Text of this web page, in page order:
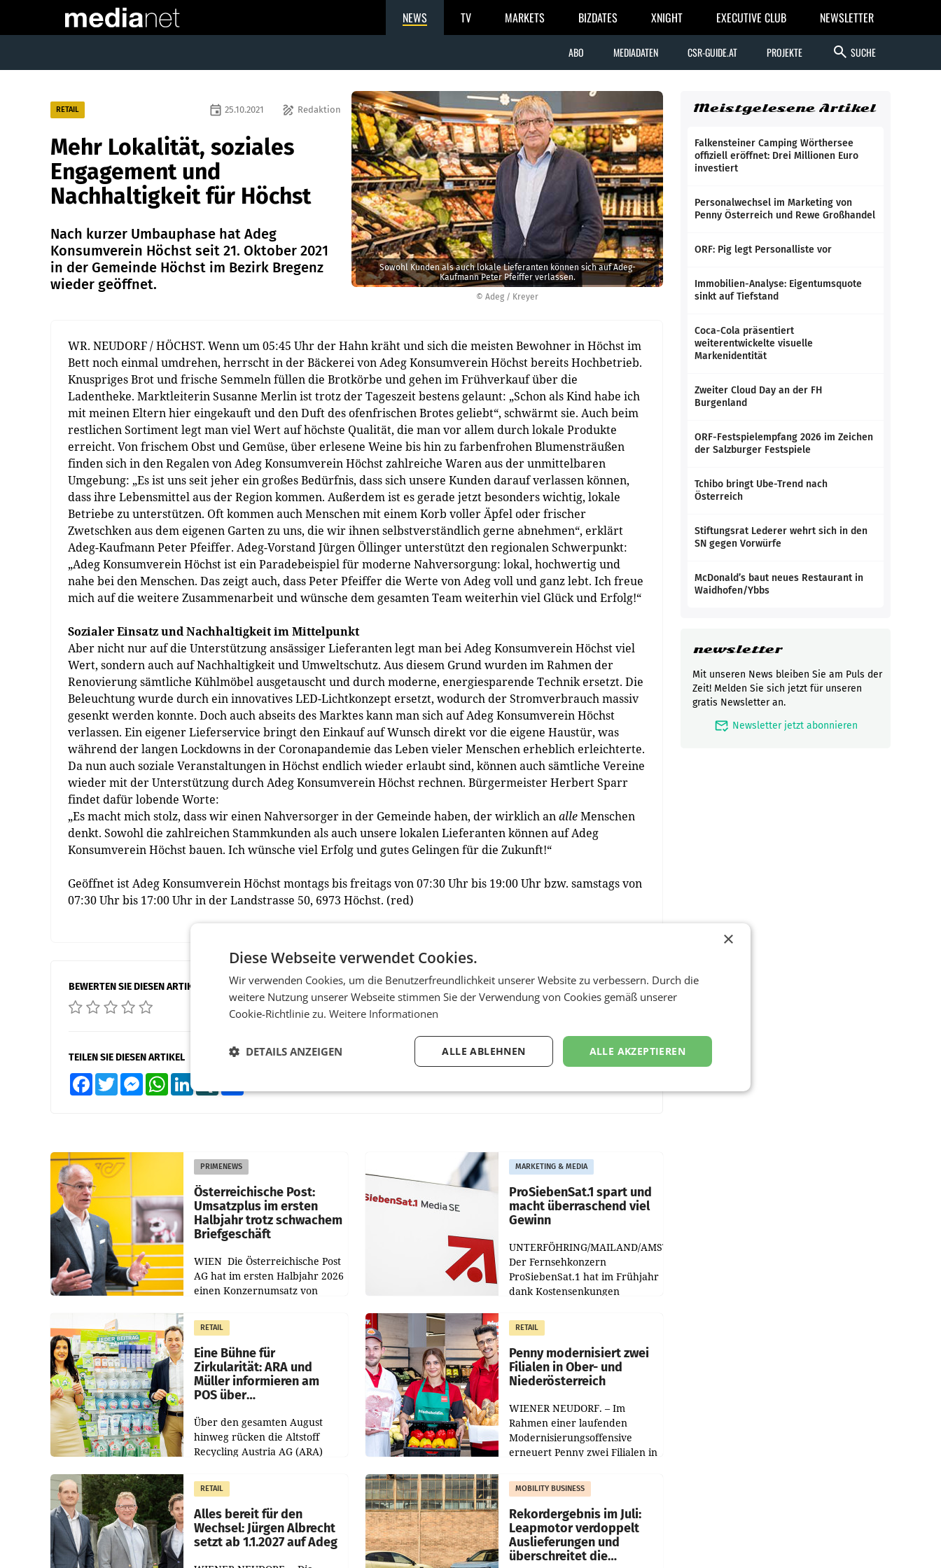
NEWS TV MARKETS BIZDATES XNIGHT EXECUTIVE CLUB NEWSLETTER
ABO MEDIADATEN CSR-GUIDE.AT PROJEKTE search SUCHE
© Adeg / Kreyer
Sowohl Kunden als auch lokale Lieferanten können sich auf Adeg-
Kaufmann Peter Pfeiffer verlassen.
RETAIL draw Redaktion
event 25.10.2021
Mehr Lokalität, soziales
Engagement und
Nachhaltigkeit für Höchst
Nach kurzer Umbauphase hat Adeg
Konsumverein Höchst seit 21. Oktober 2021
in der Gemeinde Höchst im Bezirk Bregenz
wieder geöffnet.
WR. NEUDORF / HÖCHST. Wenn um 05:45 Uhr der Hahn kräht und sich die meisten Bewohner in Höchst im
Bett noch einmal umdrehen, herrscht in der Bäckerei von Adeg Konsumverein Höchst bereits Hochbetrieb.
Knuspriges Brot und frische Semmeln füllen die Brotkörbe und gehen im Frühverkauf über die
Ladentheke. Marktleiterin Susanne Merlin ist trotz der Tageszeit bestens gelaunt: „Schon als Kind habe ich
mit meinen Eltern hier eingekauft und den Duft des ofenfrischen Brotes geliebt“, schwärmt sie. Auch beim
restlichen Sortiment legt man viel Wert auf höchste Qualität, die man vor allem durch lokale Produkte
erreicht. Von frischem Obst und Gemüse, über erlesene Weine bis hin zu farbenfrohen Blumensträußen
finden sich in den Regalen von Adeg Konsumverein Höchst zahlreiche Waren aus der unmittelbaren
Umgebung: „Es ist uns seit jeher ein großes Bedürfnis, dass sich unsere Kunden darauf verlassen können,
dass ihre Lebensmittel aus der Region kommen. Außerdem ist es gerade jetzt besonders wichtig, lokale
Betriebe zu unterstützen. Oft kommen auch Menschen mit einem Korb voller Äpfel oder frischer
Zwetschken aus dem eigenen Garten zu uns, die wir ihnen selbstverständlich gerne abnehmen“, erklärt
Adeg-Kaufmann Peter Pfeiffer. Adeg-Vorstand Jürgen Öllinger unterstützt den regionalen Schwerpunkt:
„Adeg Konsumverein Höchst ist ein Paradebeispiel für moderne Nahversorgung: lokal, hochwertig und
nahe bei den Menschen. Das zeigt auch, dass Peter Pfeiffer die Werte von Adeg voll und ganz lebt. Ich freue
mich auf die weitere Zusammenarbeit und wünsche dem gesamten Team weiterhin viel Glück und Erfolg!“
Sozialer Einsatz und Nachhaltigkeit im Mittelpunkt
Aber nicht nur auf die Unterstützung ansässiger Lieferanten legt man bei Adeg Konsumverein Höchst viel
Wert, sondern auch auf Nachhaltigkeit und Umweltschutz. Aus diesem Grund wurden im Rahmen der
Renovierung sämtliche Kühlmöbel ausgetauscht und durch moderne, energiesparende Technik ersetzt. Die
Beleuchtung wurde durch ein innovatives LED-Lichtkonzept ersetzt, wodurch der Stromverbrauch massiv
gesenkt werden konnte. Doch auch abseits des Marktes kann man sich auf Adeg Konsumverein Höchst
verlassen. Ein eigener Lieferservice bringt den Einkauf auf Wunsch direkt vor die eigene Haustür, was
während der langen Lockdowns in der Coronapandemie das Leben vieler Menschen erheblich erleichterte.
Da nun auch soziale Veranstaltungen in Höchst endlich wieder erlaubt sind, können auch sämtliche Vereine
wieder mit der Unterstützung durch Adeg Konsumverein Höchst rechnen. Bürgermeister Herbert Sparr
findet dafür lobende Worte:
„Es macht mich stolz, dass wir einen Nahversorger in der Gemeinde haben, der wirklich analleMenschen
denkt. Sowohl die zahlreichen Stammkunden als auch unsere lokalen Lieferanten können auf Adeg
Konsumverein Höchst bauen. Ich wünsche viel Erfolg und gutes Gelingen für die Zukunft!“
Geöffnet ist Adeg Konsumverein Höchst montags bis freitags von 07:30 Uhr bis 19:00 Uhr bzw. samstags von
07:30 Uhr bis 17:00 Uhr in der Landstrasse 50, 6973 Höchst. (red)
BEWERTEN SIE DIESEN ARTIKEL
TEILEN SIE DIESEN ARTIKEL
FacebookTwitter MessengerWhatsApp
PRIMENEWS
Österreichische Post:
Umsatzplus im ersten
Halbjahr trotz schwachem
Briefgeschäft
WIEN Die Österreichische Post
AG hat im ersten Halbjahr 2026
einen Konzernumsatz von
erwirtschaftet, was einem Plus
von 3,8 Prozent gegenüber
dem Vergleichszeitraum
MARKETING & MEDIA
ProSiebenSat.1 spart und
macht überraschend viel
Gewinn
UNTERFÖHRING/MAILAND/AMSTERDAM.
Der Fernsehkonzern
ProSiebenSat.1 hat im Frühjahr
dank Kostensenkungen
gemacht und die
Markterwartung deutlich
übertroffen.
RETAIL
Eine Bühne für
Zirkularität: ARA und
Müller informieren am
POS über
Über den gesamten August
hinweg rücken die Altstoff
Recycling Austria AG (ARA)
Müller die Initiative „Kreislauf-
Helden“ in allen
österreichischen Müller-Filialen
RETAIL
Penny modernisiert zwei
Filialen in Ober- und
Niederösterreich
WIENER NEUDORF. – Im
Rahmen einer laufenden
Modernisierungsoffensive
erneuert Penny zwei Filialen in
Die beiden Standorte liegen in
Haag sowie im rund
RETAIL
Alles bereit für den
Wechsel: Jürgen Albrecht
setzt ab 1.1.2027 auf Adeg
MOBILITY BUSINESS
Rekordergebnis im Juli:
Leapmotor verdoppelt
Auslieferungen und
überschreitet die
Meistgelesene Artikel
Falkensteiner Camping Wörthersee
offiziell eröffnet: Drei Millionen Euro
investiert
Personalwechsel im Marketing von
Penny Österreich und Rewe Großhandel
ORF: Pig legt Personalliste vor
Immobilien-Analyse: Eigentumsquote
sinkt auf Tiefstand
Coca-Cola präsentiert
weiterentwickelte visuelle
Markenidentität
Zweiter Cloud Day an der FH
Burgenland
ORF-Festspielempfang 2026 im Zeichen
der Salzburger Festspiele
Tchibo bringt Ube-Trend nach
Österreich
Stiftungsrat Lederer wehrt sich in den
SN gegen Vorwürfe
McDonald’s baut neues Restaurant in
Waidhofen/Ybbs
newsletter
Mit unseren News bleiben Sie am Puls der
Zeit! Melden Sie sich jetzt für unseren
gratis Newsletter an.
mark_email_read Newsletter jetzt abonnieren
×
Diese Webseite verwendet Cookies.
Wir verwenden Cookies, um die Benutzerfreundlichkeit unserer Website zu verbessern. Durch die
weitere Nutzung unserer Webseite stimmen Sie der Verwendung von Cookies gemäß unserer
Cookie-Richtlinie zu. Weitere Informationen
ALLE AKZEPTIEREN
ALLE ABLEHNEN
DETAILS ANZEIGEN